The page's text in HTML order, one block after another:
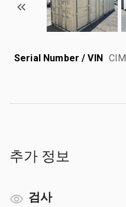
Serial Number / VIN
추가 정보
검사